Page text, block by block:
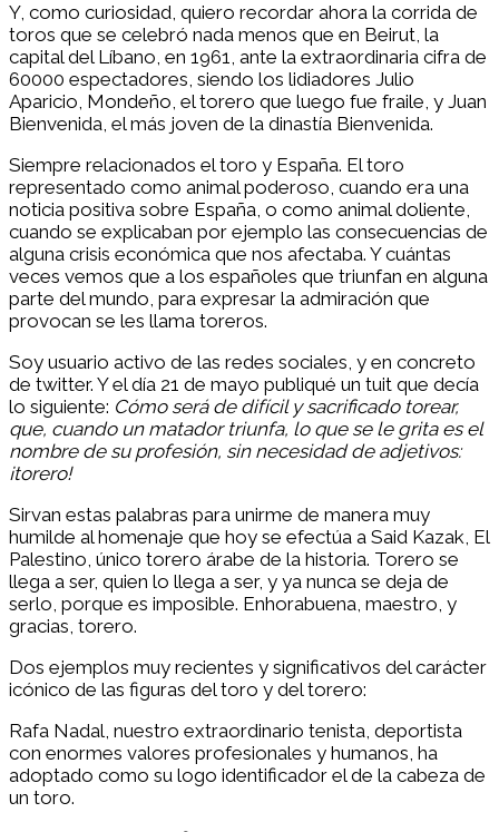
Y, como curiosidad, quiero recordar ahora la corrida de
toros que se celebró nada menos que en Beirut, la
capital del Líbano, en 1961, ante la extraordinaria cifra de
60000 espectadores, siendo los lidiadores Julio
Aparicio, Mondeño, el torero que luego fue fraile, y Juan
Bienvenida, el más joven de la dinastía Bienvenida.
Siempre relacionados el toro y España. El toro
representado como animal poderoso, cuando era una
noticia positiva sobre España, o como animal doliente,
cuando se explicaban por ejemplo las consecuencias de
alguna crisis económica que nos afectaba. Y cuántas
veces vemos que a los españoles que triunfan en alguna
parte del mundo, para expresar la admiración que
provocan se les llama toreros.
Soy usuario activo de las redes sociales, y en concreto
de twitter. Y el día 21 de mayo publiqué un tuit que decía
lo siguiente: Cómo será de difícil y sacrificado torear,
que, cuando un matador triunfa, lo que se le grita es el
nombre de su profesión, sin necesidad de adjetivos:
¡torero!
Sirvan estas palabras para unirme de manera muy
humilde al homenaje que hoy se efectúa a Said Kazak, El
Palestino, único torero árabe de la historia. Torero se
llega a ser, quien lo llega a ser, y ya nunca se deja de
serlo, porque es imposible. Enhorabuena, maestro, y
gracias, torero.
Dos ejemplos muy recientes y significativos del carácter
icónico de las figuras del toro y del torero:
Rafa Nadal, nuestro extraordinario tenista, deportista
con enormes valores profesionales y humanos, ha
adoptado como su logo identificador el de la cabeza de
un toro.